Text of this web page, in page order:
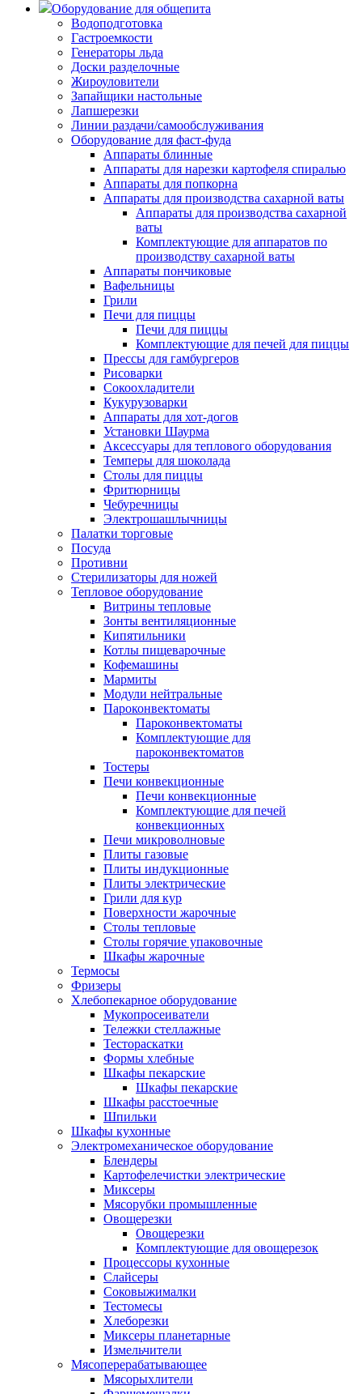
Оборудование для общепита
Водоподготовка
Гастроемкости
Генераторы льда
Доски разделочные
Жироуловители
Запайщики настольные
Лапшерезки
Линии раздачи/самообслуживания
Оборудование для фаст-фуда
Аппараты блинные
Аппараты для нарезки картофеля спиралью
Аппараты для попкорна
Аппараты для производства сахарной ваты
Аппараты для производства сахарной
ваты
Комплектующие для аппаратов по
производству сахарной ваты
Аппараты пончиковые
Вафельницы
Грили
Печи для пиццы
Печи для пиццы
Комплектующие для печей для пиццы
Прессы для гамбургеров
Рисоварки
Сокоохладители
Кукурузоварки
Аппараты для хот-догов
Установки Шаурма
Аксессуары для теплового оборудования
Темперы для шоколада
Столы для пиццы
Фритюрницы
Чебуречницы
Электрошашлычницы
Палатки торговые
Посуда
Противни
Стерилизаторы для ножей
Тепловое оборудование
Витрины тепловые
Зонты вентиляционные
Кипятильники
Котлы пищеварочные
Кофемашины
Мармиты
Модули нейтральные
Пароконвектоматы
Пароконвектоматы
Комплектующие для
пароконвектоматов
Тостеры
Печи конвекционные
Печи конвекционные
Комплектующие для печей
конвекционных
Печи микроволновые
Плиты газовые
Плиты индукционные
Плиты электрические
Грили для кур
Поверхности жарочные
Столы тепловые
Столы горячие упаковочные
Шкафы жарочные
Термосы
Фризеры
Хлебопекарное оборудование
Мукопросеиватели
Тележки стеллажные
Тестораскатки
Формы хлебные
Шкафы пекарские
Шкафы пекарские
Шкафы расстоечные
Шпильки
Шкафы кухонные
Электромеханическое оборудование
Блендеры
Картофелечистки электрические
Миксеры
Мясорубки промышленные
Овощерезки
Овощерезки
Комплектующие для овощерезок
Процессоры кухонные
Слайсеры
Соковыжималки
Тестомесы
Хлеборезки
Миксеры планетарные
Измельчители
Мясоперерабатывающее
Мясорыхлители